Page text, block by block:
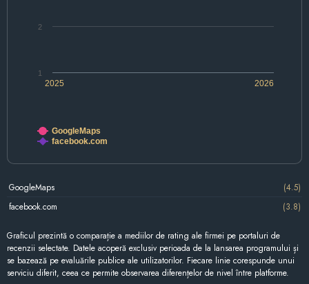
2025 2026
1
2
GoogleMaps
facebook.com
GoogleMaps
(4.5)
facebook.com
(3.8)
Graficul prezintă o comparație a mediilor de rating ale firmei pe portaluri de
recenzii selectate. Datele acoperă exclusiv perioada de la lansarea programului și
se bazează pe evaluările publice ale utilizatorilor. Fiecare linie corespunde unui
serviciu diferit, ceea ce permite observarea diferențelor de nivel între platforme.